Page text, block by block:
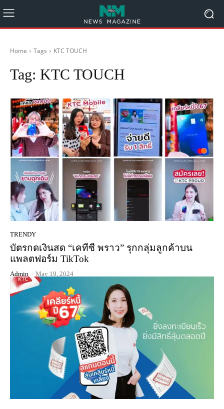
Home Tags KTC TOUCH
Tag: KTC TOUCH
TRENDY
บัตรกดเงินสด “เคทีซี พราว” รุกกลุ่มลูกค้าบน
แพลตฟอร์ม TikTok
Admin - May 19, 2024